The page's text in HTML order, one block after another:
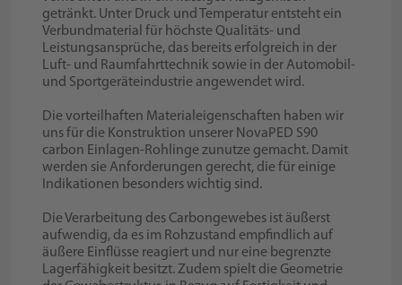
getränkt. Unter Druck und Temperatur entsteht ein
Verbundmaterial für höchste Qualitäts- und
Leistungsansprüche, das bereits erfolgreich in der
Luft- und Raumfahrttechnik sowie in der Automobil-
und Sportgeräteindustrie angewendet wird.
Die vorteilhaften Materialeigenschaften haben wir
uns für die Konstruktion unserer NovaPED S90
carbon Einlagen-Rohlinge zunutze gemacht. Damit
werden sie Anforderungen gerecht, die für einige
Indikationen besonders wichtig sind.
Die Verarbeitung des Carbongewebes ist äußerst
aufwendig, da es im Rohzustand empfindlich auf
äußere Einflüsse reagiert und nur eine begrenzte
Lagerfähigkeit besitzt. Zudem spielt die Geometrie